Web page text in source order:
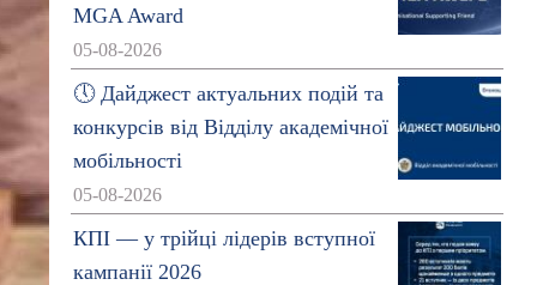
MGA Award
05-08-2026
🕔 Дайджест актуальних подій та
конкурсів від Відділу академічної
мобільності
05-08-2026
КПІ — у трійці лідерів вступної
кампанії 2026